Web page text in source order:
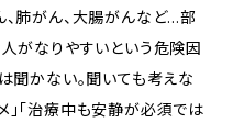
肺がん、大腸がんなど…部
がなりやすいという危険因
聞かない。聞いても考えな
」「治療中も安静が必須では